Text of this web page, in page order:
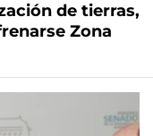
de tierras,
Zona